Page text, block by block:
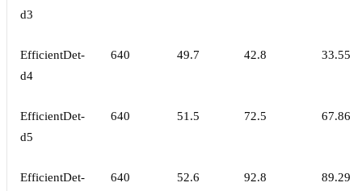
d3
EfficientDet-
d4
640 49.7 42.8 33.55
EfficientDet-
d5
640 51.5 72.5 67.86
EfficientDet-
640 52.6 92.8 89.29